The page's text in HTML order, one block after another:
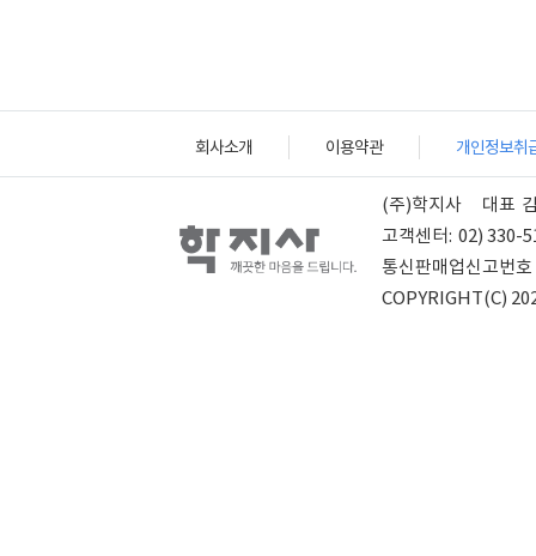
회사소개 이용약관 개인정보취
(주)학지사 대표
고객센터: 02) 330-
통신판매업신고번호
COPYRIGHT(C)